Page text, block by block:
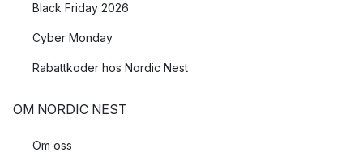
Black Friday 2026
Cyber Monday
Rabattkoder hos Nordic Nest
OM NORDIC NEST
Om oss